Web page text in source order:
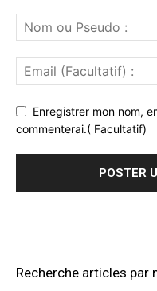
Enregistrer mon nom,
commenterai.( Facultatif)
Recherche articles par